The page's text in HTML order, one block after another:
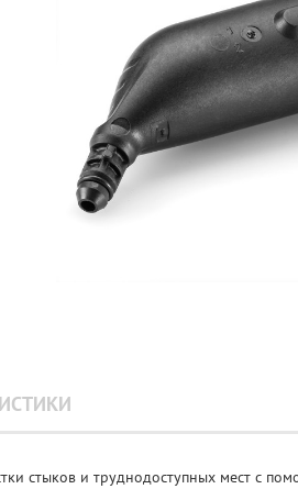
стыков и труднодоступных мест с